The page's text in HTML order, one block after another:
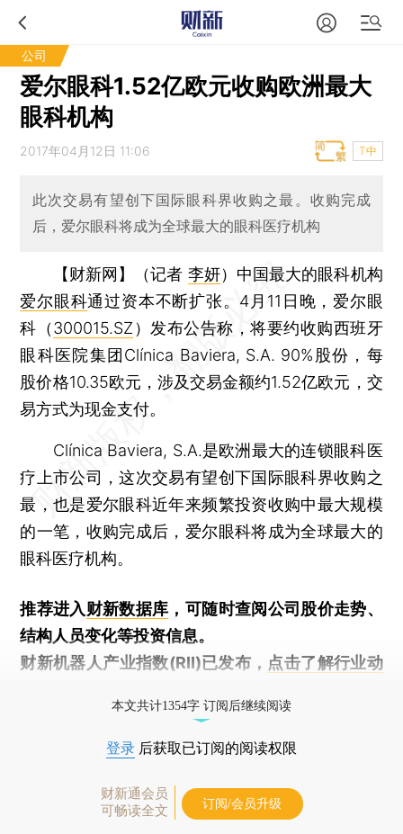
公司
爱尔眼科1.52亿欧元收购欧洲最大
眼科机构
2017年04月12日 11:06 T中
此次交易有望创下国际眼科界收购之最。收购完成
后，爱尔眼科将成为全球最大的眼科医疗机构
【财新网】（记者 李妍） 中国最大的眼科机构
爱尔眼科通过资本不断扩张。4月11日晚，爱尔眼
科（300015.SZ ）发布公告称，将要约收购西班牙
眼科医院集团Clínica Baviera, S.A. 90%股份，每
股价格10.35欧元，涉及交易金额约1.52亿欧元，交
易方式为现金支付。
Clínica Baviera, S.A.是欧洲最大的连锁眼科医
疗上市公司，这次交易有望创下国际眼科界收购之
最，也是爱尔眼科近年来频繁投资收购中最大规模
的一笔，收购完成后，爱尔眼科将成为全球最大的
眼科医疗机构。
推荐进入财新数据库 ，可随时查阅公司股价走势、
结构人员变化等投资信息。
财新机器人产业指数(RII)已发布， 点击了解行业动
本文共计1354字 订阅后继续阅读
登录 后获取已订阅的阅读权限
财新通会员
可畅读全文
订阅/会员升级